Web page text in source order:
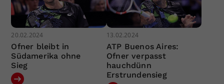
20.02.2024
Ofner bleibt in
Südamerika ohne
Sieg
13.02.2024
ATP Buenos Aires:
Ofner verpasst
hauchdünn
Erstrundensieg